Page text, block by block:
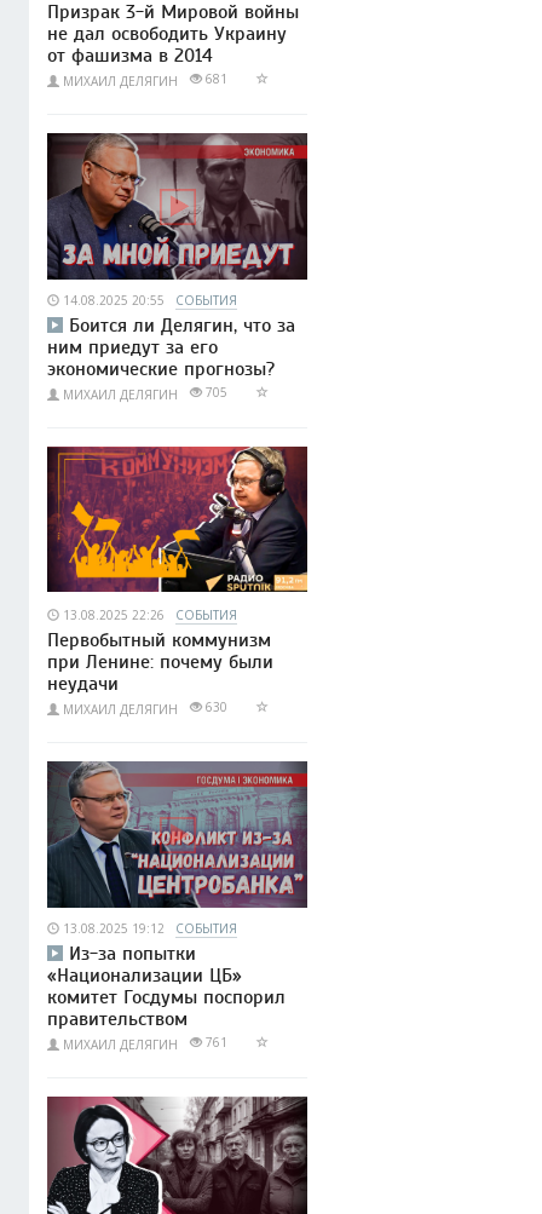
Призрак 3-й Мировой войны
не дал освободить Украину
от фашизма в 2014
МИХАИЛ ДЕЛЯГИН 681
14.08.2025 20:55 СОБЫТИЯ
Боится ли Делягин, что за
ним приедут за его
экономические прогнозы?
МИХАИЛ ДЕЛЯГИН 705
13.08.2025 22:26 СОБЫТИЯ
Первобытный коммунизм
при Ленине: почему были
неудачи
МИХАИЛ ДЕЛЯГИН 630
13.08.2025 19:12 СОБЫТИЯ
Из-за попытки
«Национализации ЦБ»
комитет Госдумы поспорил
правительством
МИХАИЛ ДЕЛЯГИН 761